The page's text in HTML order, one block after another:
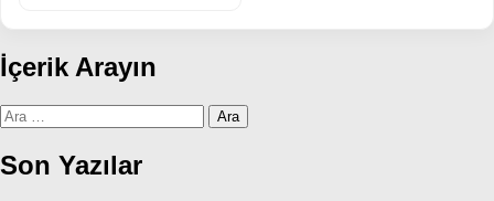
İçerik Arayın
Arama:
Son Yazılar